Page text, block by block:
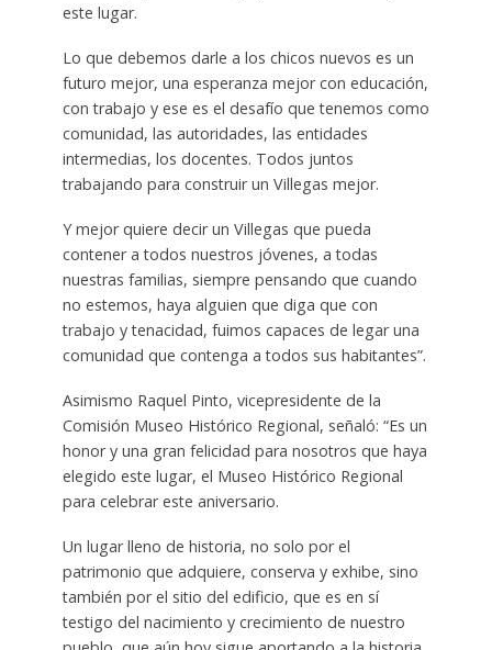
este lugar.
Lo que debemos darle a los chicos nuevos es un
futuro mejor, una esperanza mejor con educación,
con trabajo y ese es el desafío que tenemos como
comunidad, las autoridades, las entidades
intermedias, los docentes. Todos juntos
trabajando para construir un Villegas mejor.
Y mejor quiere decir un Villegas que pueda
contener a todos nuestros jóvenes, a todas
nuestras familias, siempre pensando que cuando
no estemos, haya alguien que diga que con
trabajo y tenacidad, fuimos capaces de legar una
comunidad que contenga a todos sus habitantes”.
Asimismo Raquel Pinto, vicepresidente de la
Comisión Museo Histórico Regional, señaló: “Es un
honor y una gran felicidad para nosotros que haya
elegido este lugar, el Museo Histórico Regional
para celebrar este aniversario.
Un lugar lleno de historia, no solo por el
patrimonio que adquiere, conserva y exhibe, sino
también por el sitio del edificio, que es en sí
testigo del nacimiento y crecimiento de nuestro